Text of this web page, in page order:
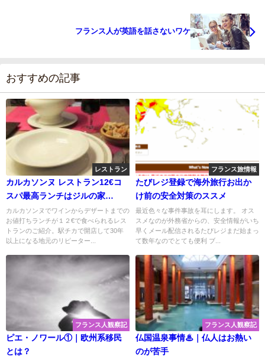
フランス人が英語を話さないワケ
おすすめの記事
レストラン
カルカソンヌ レストラン12€コ
スパ最高ランチはジルの家
ChezGIL
カルカソンヌでワインからデザートまでの
お値打ちランチが１２€で食べられるレス
トランのご紹介。駅チカで開店して30年
以上になる地元のリピーター...
フランス旅情報
たびレジ登録で海外旅行お出か
け前の安全対策のススメ
最近色々な事件事故を耳にします。 オス
スメなのが外務省からの、安全情報がいち
早くメール配信されるたびレジまだ始まっ
て数年なのでとても便利 ブ...
フランス人観察記
ピエ・ノワール①｜欧州系移民
とは？
フランス人観察記
仏国温泉事情♨︎｜仏人はお熱い
のが苦手